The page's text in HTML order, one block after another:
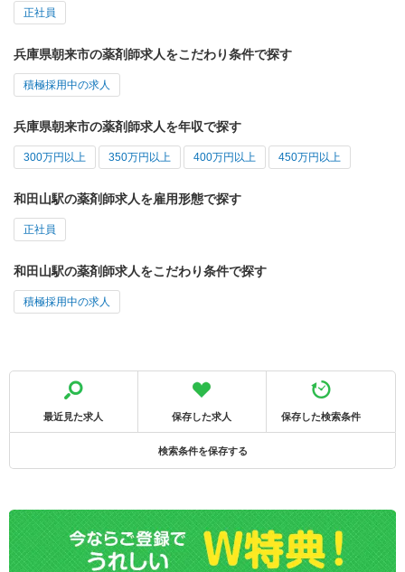
正社員
兵庫県朝来市の薬剤師求人をこだわり条件で探す
積極採用中の求人
兵庫県朝来市の薬剤師求人を年収で探す
300万円以上 350万円以上 400万円以上 450万円以上
和田山駅の薬剤師求人を雇用形態で探す
正社員
和田山駅の薬剤師求人をこだわり条件で探す
積極採用中の求人
最近見た求人 保存した求人 保存した検索条件
検索条件を保存する